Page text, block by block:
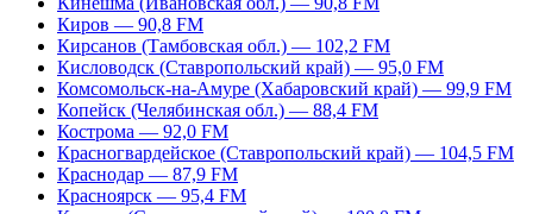
Киров — 90,8 FM
Кирсанов (Тамбовская обл.) — 102,2 FM
Кисловодск (Ставропольский край) — 95,0 FM
Комсомольск-на-Амуре (Хабаровский край) — 99,9 FM
Копейск (Челябинская обл.) — 88,4 FM
Кострома — 92,0 FM
Красногвардейское (Ставропольский край) — 104,5 FM
Краснодар — 87,9 FM
Красноярск — 95,4 FM